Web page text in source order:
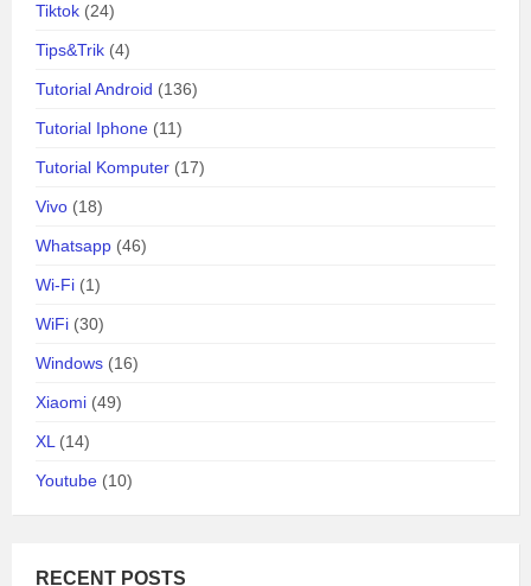
Tiktok (24)
Tips&Trik (4)
Tutorial Android (136)
Tutorial Iphone (11)
Tutorial Komputer (17)
Vivo (18)
Whatsapp (46)
Wi-Fi (1)
WiFi (30)
Windows (16)
Xiaomi (49)
XL(14)
Youtube (10)
RECENT POSTS